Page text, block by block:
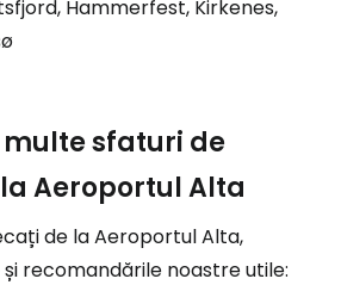
Hammerfest, Kirkenes,
sfaturi de
Aeroportul Alta
de la Aeroportul Alta,
recomandările noastre utile: